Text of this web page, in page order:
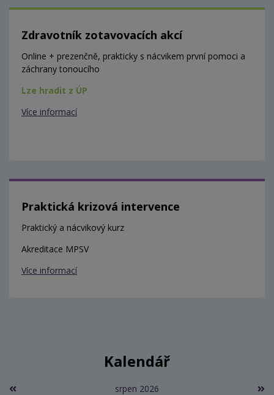
Zdravotník zotavovacích akcí
Online + prezenčně, prakticky s nácvikem první pomoci a
záchrany tonoucího
Lze hradit z ÚP
Více informací
Praktická krizová intervence
Praktický a nácvikový kurz
Akreditace MPSV
Více informací
Kalendář
srpen 2026